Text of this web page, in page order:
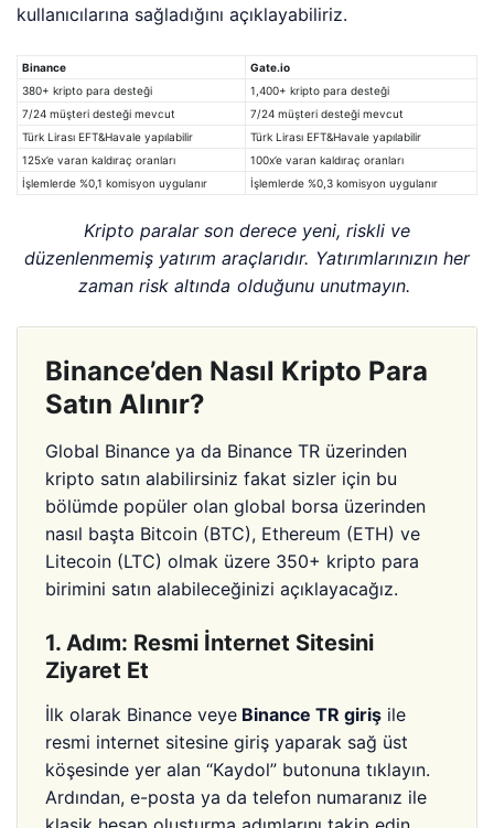
kullanıcılarına sağladığını açıklayabiliriz.
Binance
Gate.io
380+ kripto para desteği
1,400+ kripto para desteği
7/24 müşteri desteği mevcut
7/24 müşteri desteği mevcut
Türk Lirası EFT&Havale yapılabilir
Türk Lirası EFT&Havale yapılabilir
125x’e varan kaldıraç oranları
100x’e varan kaldıraç oranları
İşlemlerde %0,1 komisyon uygulanır
İşlemlerde %0,3 komisyon uygulanır
Kripto paralar son derece yeni, riskli ve
düzenlenmemiş yatırım araçlarıdır. Yatırımlarınızın her
zaman risk altında olduğunu unutmayın.
Binance’den Nasıl Kripto Para
Satın Alınır?
Global Binance ya da Binance TR üzerinden
kripto satın alabilirsiniz fakat sizler için bu
bölümde popüler olan global borsa üzerinden
nasıl başta Bitcoin (BTC), Ethereum (ETH) ve
Litecoin (LTC) olmak üzere 350+ kripto para
birimini satın alabileceğinizi açıklayacağız.
1. Adım: Resmi İnternet Sitesini
Ziyaret Et
İlk olarak Binance veye Binance TR giriş ile
resmi internet sitesine giriş yaparak sağ üst
köşesinde yer alan “Kaydol” butonuna tıklayın.
Ardından, e-posta ya da telefon numaranız ile